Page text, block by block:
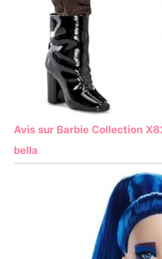
Avis sur Barbie Collection
bella